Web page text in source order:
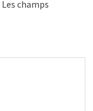
Les champs